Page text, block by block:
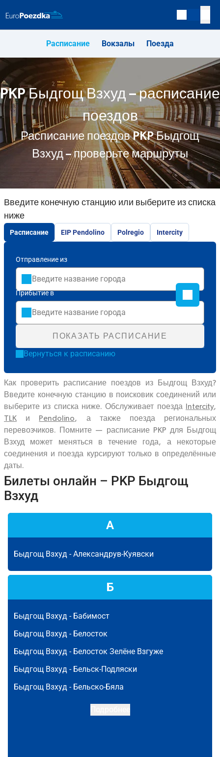
Расписание Вокзалы Поезда
PKP Быдгощ Взхуд – расписание
поездов
Расписание поездов PKP Быдгощ
Взхуд – проверьте маршруты
Введите конечную станцию или выберите из списка
ниже
Расписание EIP Pendolino Polregio Intercity
Отправление из
Прибытие в
ПОКАЗАТЬ РАСПИСАНИЕ
Вернуться к расписанию
Как проверить расписание поездов из Быдгощ Взхуд?
Введите конечную станцию в поисковик соединений или
выберите из списка ниже. Обслуживает поезда
Intercity,
TLK и Pendolino, а также поезда региональных
перевозчиков. Помните — расписание PKP для Быдгощ
Взхуд может меняться в течение года, а некоторые
соединения и поезда курсируют только в определённые
даты.
Билеты онлайн – PKP Быдгощ
Взхуд
А
Быдгощ Взхуд -Александрув-Куявски
Б
Быдгощ Взхуд - Бабимост
Быдгощ Взхуд - Белосток
Быдгощ Взхуд - Белосток Зелёне Взгуже
Быдгощ Взхуд - Бельск-Подляски
Быдгощ Взхуд - Бельско-Бяла